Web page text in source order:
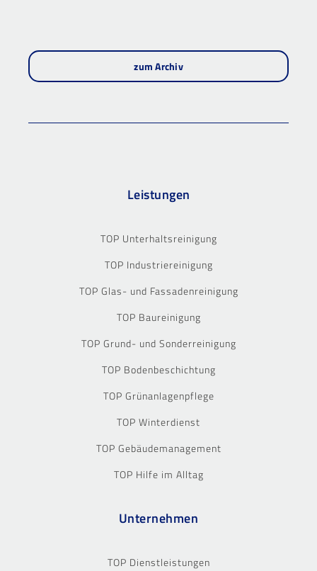
zum Archiv
Leistungen
TOP Unterhaltsreinigung
TOP Industriereinigung
TOP Glas- und Fassadenreinigung
TOP Baureinigung
TOP Grund- und Sonderreinigung
TOP Bodenbeschichtung
TOP Grünanlagenpflege
TOP Winterdienst
TOP Gebäudemanagement
TOP Hilfe im Alltag
Unternehmen
TOP Dienstleistungen